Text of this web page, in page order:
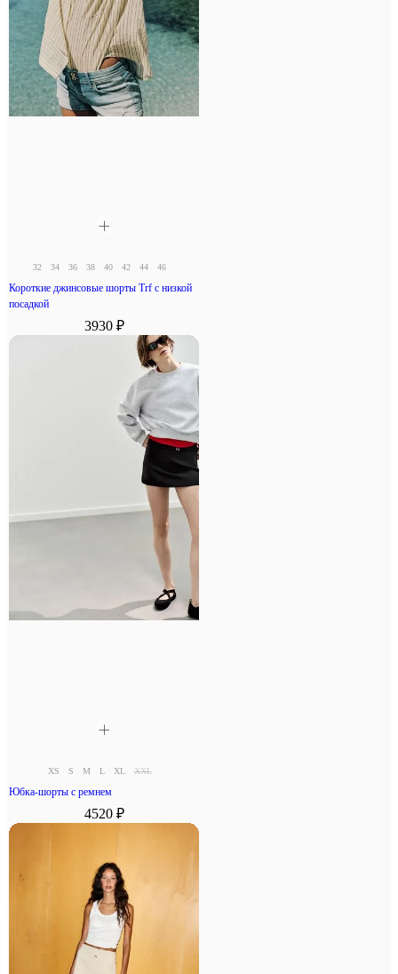
32 34 36 38 40 42 44 46
Короткие джинсовые шорты Trf с низкой
посадкой
3930 ₽
XS S M L XL XXL
Юбка-шорты с ремнем
4520 ₽